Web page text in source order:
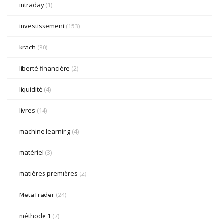
intraday (1)
investissement (153)
krach (30)
liberté financière (2)
liquidité (4)
livres (14)
machine learning (4)
matériel (3)
matières premières (2)
MetaTrader (24)
méthode 1 (7)